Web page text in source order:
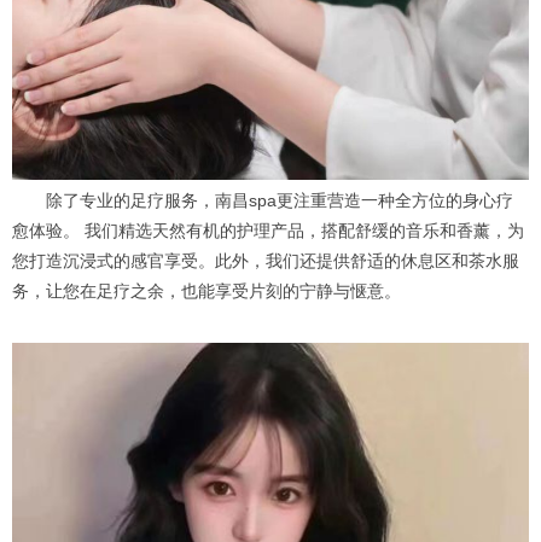
除了专业的足疗服务，南昌spa更注重营造一种全方位的身心疗
愈体验。 我们精选天然有机的护理产品，搭配舒缓的音乐和香薰，为
您打造沉浸式的感官享受。此外，我们还提供舒适的休息区和茶水服
务，让您在足疗之余，也能享受片刻的宁静与惬意。